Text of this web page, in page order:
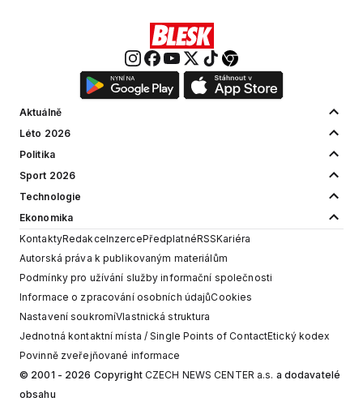
Aktuálně
Léto 2026
Politika
Sport 2026
Technologie
Ekonomika
KontaktyRedakceInzercePředplatnéRSSKariéra
Autorská práva k publikovaným materiálům
Podmínky pro užívání služby informační společnosti
Informace o zpracování osobních údajůCookies
Nastavení soukromíVlastnická struktura
Jednotná kontaktní místa / Single Points of ContactEtický kodex
Povinně zveřejňované informace
© 2001 - 2026 Copyright CZECH NEWS CENTER a.s. a dodavatelé
obsahu